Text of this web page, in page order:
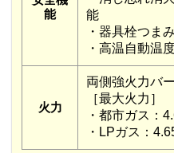
能
能
・器具栓つま
・高温自動温
火力
両側強火力バ
［最大火力］
・都市ガス：
・LPガス：